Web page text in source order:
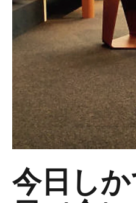
今日し